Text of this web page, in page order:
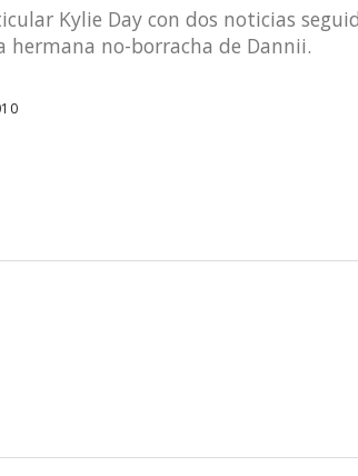
Kylie Day con dos noticias
hermana no-borracha de Dannii.